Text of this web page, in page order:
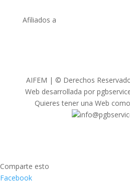
Afiliados a
AIFEM | © Derechos
Web desarrollada por
Quieres tener una Web
Comparte esto
Facebook